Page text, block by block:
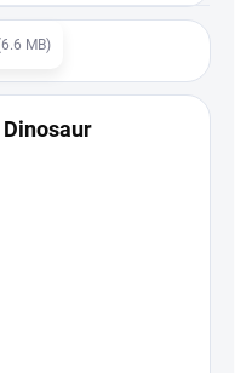
MB)